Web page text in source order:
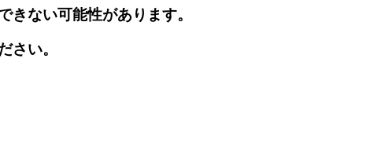
きない可能性があります。
さい。